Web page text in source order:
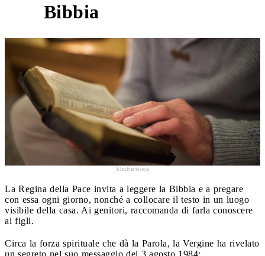
Bibbia
Shutterstock
La Regina della Pace invita a leggere la Bibbia e a pregare
con essa ogni giorno, nonché a collocare il testo in un luogo
visibile della casa. Ai genitori, raccomanda di farla conoscere
ai figli.
Circa la forza spirituale che dà la Parola, la Vergine ha rivelato
un segreto nel suo messaggio del 3 agosto 1984: